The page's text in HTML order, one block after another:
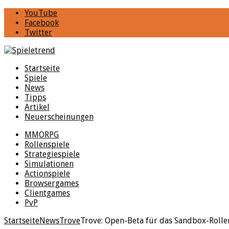
YouTube
Facebook
Twitter
Startseite
Spiele
News
Tipps
Artikel
Neuerscheinungen
MMORPG
Rollenspiele
Strategiespiele
Simulationen
Actionspiele
Browsergames
Clientgames
PvP
StartseiteNewsTroveTrove: Open-Beta für das Sandbox-